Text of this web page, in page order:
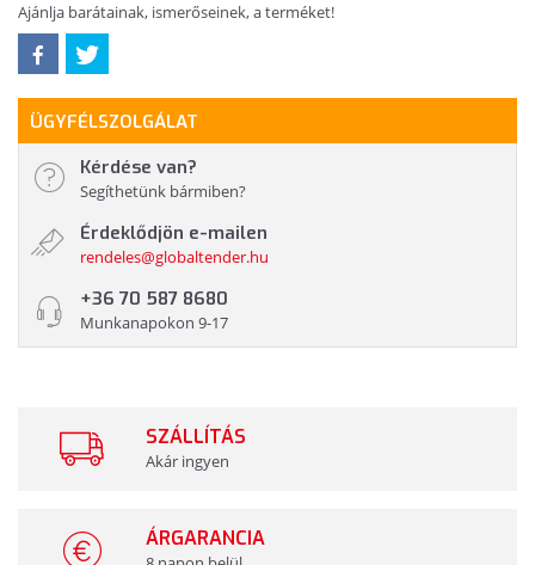
Ajánlja barátainak, ismerőseinek, a terméket!
ÜGYFÉLSZOLGÁLAT
Kérdése van?
Segíthetünk bármiben?
Érdeklődjön e-mailen
rendeles@globaltender.hu
+36 70 587 8680
Munkanapokon 9-17
SZÁLLÍTÁS
Akár ingyen
ÁRGARANCIA